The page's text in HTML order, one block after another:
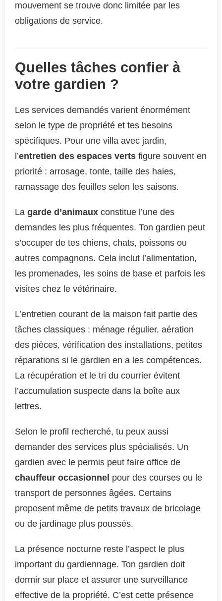
mouvement se trouve donc limitée par les
obligations de service.
Quelles tâches confier à
votre gardien ?
Les services demandés varient énormément
selon le type de propriété et tes besoins
spécifiques. Pour une villa avec jardin,
l’entretien des espaces verts figure souvent en
priorité : arrosage, tonte, taille des haies,
ramassage des feuilles selon les saisons.
La garde d’animaux constitue l’une des
demandes les plus fréquentes. Ton gardien peut
s’occuper de tes chiens, chats, poissons ou
autres compagnons. Cela inclut l’alimentation,
les promenades, les soins de base et parfois les
visites chez le vétérinaire.
L’entretien courant de la maison fait partie des
tâches classiques : ménage régulier, aération
des pièces, vérification des installations, petites
réparations si le gardien en a les compétences.
La récupération et le tri du courrier évitent
l’accumulation suspecte dans la boîte aux
lettres.
Selon le profil recherché, tu peux aussi
demander des services plus spécialisés. Un
gardien avec le permis peut faire office de
chauffeur occasionnel pour des courses ou le
transport de personnes âgées. Certains
proposent même de petits travaux de bricolage
ou de jardinage plus poussés.
La présence nocturne reste l’aspect le plus
important du gardiennage. Ton gardien doit
dormir sur place et assurer une surveillance
effective de la propriété. C’est cette présence